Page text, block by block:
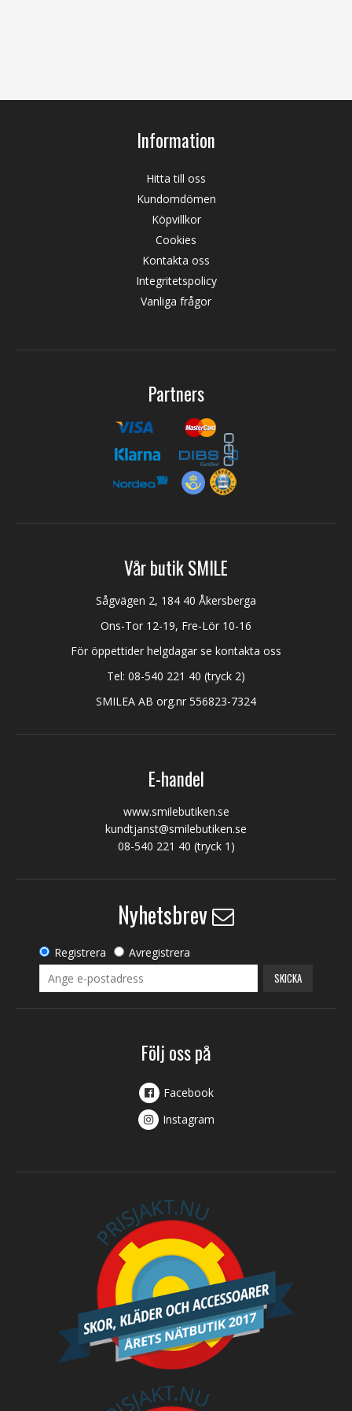
Information
Hitta till oss
Kundomdömen
Köpvillkor
Cookies
Kontakta oss
Integritetspolicy
Vanliga frågor
Partners
Vår butik SMILE
Sågvägen 2, 184 40 Åkersberga
Ons-Tor 12-19, Fre-Lör 10-16
För öppettider helgdagar se kontakta oss
Tel: 08-540 221 40 (tryck 2)
SMILEA AB org.nr 556823-7324
E-handel
www.smilebutiken.se
kundtjanst@smilebutiken.se
08-540 221 40 (tryck 1)
Nyhetsbrev
Registrera Avregistrera
SKICKA
Följ oss på
Facebook
Instagram